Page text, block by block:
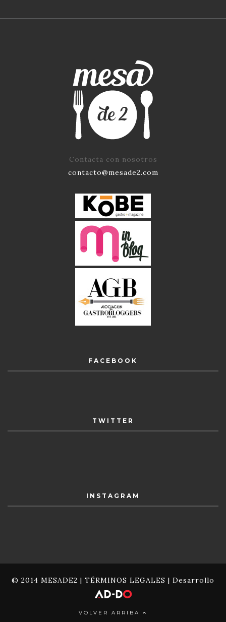
Contacta con nosotros
contacto@mesade2.com
FACEBOOK
TWITTER
INSTAGRAM
© 2014 MESADE2 | TÉRMINOS LEGALES | Desarrollo
VOLVER ARRIBA